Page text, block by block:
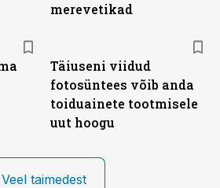
merevetikad
Täiuseni viidud
fotosüntees võib anda
toiduainete tootmisele
uut hoogu
Veel taimedest